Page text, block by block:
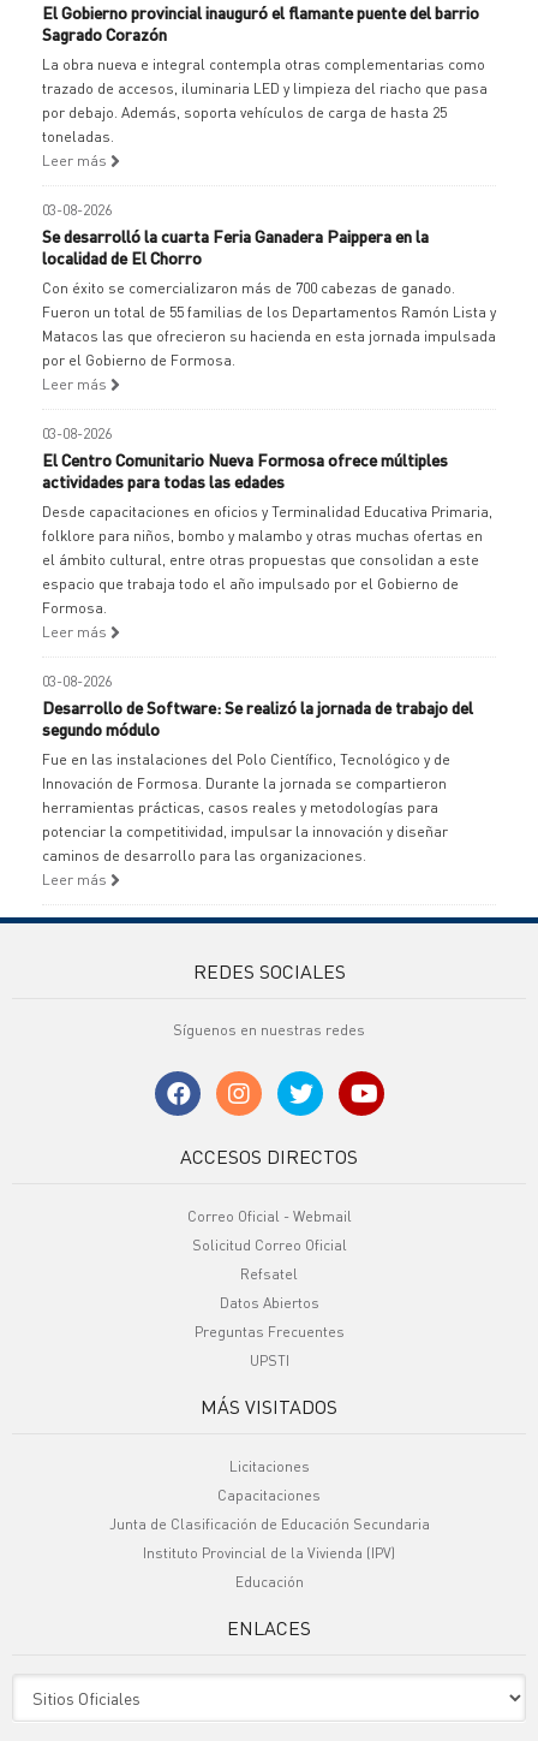
El Gobierno provincial inauguró el flamante puente del barrio
Sagrado Corazón
La obra nueva e integral contempla otras complementarias como
trazado de accesos, iluminaria LED y limpieza del riacho que pasa
por debajo. Además, soporta vehículos de carga de hasta 25
toneladas.
Leer más
03-08-2026
Se desarrolló la cuarta Feria Ganadera Paippera en la
localidad de El Chorro
Con éxito se comercializaron más de 700 cabezas de ganado.
Fueron un total de 55 familias de los Departamentos Ramón Lista y
Matacos las que ofrecieron su hacienda en esta jornada impulsada
por el Gobierno de Formosa.
Leer más
03-08-2026
El Centro Comunitario Nueva Formosa ofrece múltiples
actividades para todas las edades
Desde capacitaciones en oficios y Terminalidad Educativa Primaria,
folklore para niños, bombo y malambo y otras muchas ofertas en
el ámbito cultural, entre otras propuestas que consolidan a este
espacio que trabaja todo el año impulsado por el Gobierno de
Formosa.
Leer más
03-08-2026
Desarrollo de Software: Se realizó la jornada de trabajo del
segundo módulo
Fue en las instalaciones del Polo Científico, Tecnológico y de
Innovación de Formosa. Durante la jornada se compartieron
herramientas prácticas, casos reales y metodologías para
potenciar la competitividad, impulsar la innovación y diseñar
caminos de desarrollo para las organizaciones.
Leer más
REDES SOCIALES
Síguenos en nuestras redes
ACCESOS DIRECTOS
Correo Oficial - Webmail
Solicitud Correo Oficial
Refsatel
Datos Abiertos
Preguntas Frecuentes
UPSTI
MÁS VISITADOS
Licitaciones
Capacitaciones
Junta de Clasificación de Educación Secundaria
Instituto Provincial de la Vivienda (IPV)
Educación
ENLACES